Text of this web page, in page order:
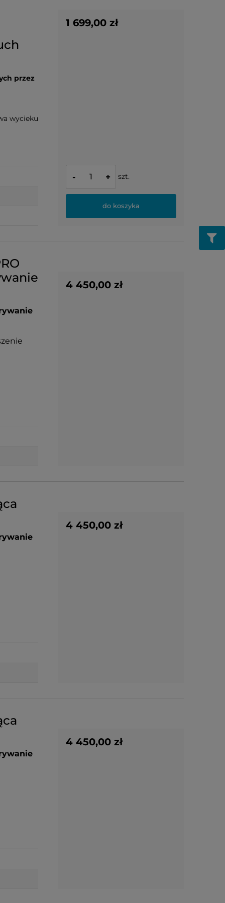
przez
wycieku
1 699,00 zł
- + szt.
do koszyka
4 450,00 zł
4 450,00 zł
4 450,00 zł